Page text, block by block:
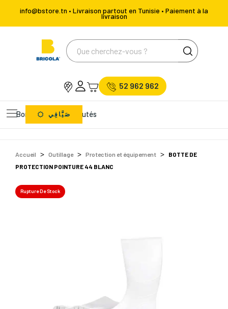
info@bstore.tn • Livraison partout en Tunisie • Paiement à la
livraison
52 962 962
Bons Plans Nouveautés
صَيَّافِي
Accueil Outillage Protection et équipement
BOTTE DE
PROTECTION POINTURE 44 BLANC
Rupture De Stock